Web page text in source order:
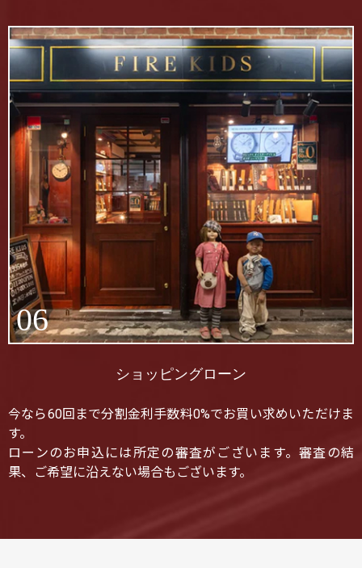
06
ショッピングローン
今なら60回まで分割金利手数料0%でお買い求めいただけま
す。
ローンのお申込には所定の審査がございます。審査の結
果、ご希望に沿えない場合もございます。